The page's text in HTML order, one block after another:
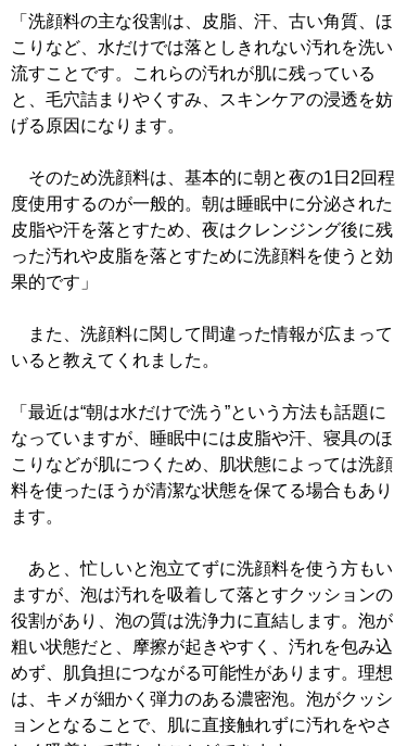
「洗顔料の主な役割は、皮脂、汗、古い角質、ほ
こりなど、水だけでは落としきれない汚れを洗い
流すことです。これらの汚れが肌に残っている
と、毛穴詰まりやくすみ、スキンケアの浸透を妨
げる原因になります。
そのため洗顔料は、基本的に朝と夜の1日2回程
度使用するのが一般的。朝は睡眠中に分泌された
皮脂や汗を落とすため、夜はクレンジング後に残
った汚れや皮脂を落とすために洗顔料を使うと効
果的です」
また、洗顔料に関して間違った情報が広まって
いると教えてくれました。
「最近は“朝は水だけで洗う”という方法も話題に
なっていますが、睡眠中には皮脂や汗、寝具のほ
こりなどが肌につくため、肌状態によっては洗顔
料を使ったほうが清潔な状態を保てる場合もあり
ます。
あと、忙しいと泡立てずに洗顔料を使う方もい
ますが、泡は汚れを吸着して落とすクッションの
役割があり、泡の質は洗浄力に直結します。泡が
粗い状態だと、摩擦が起きやすく、汚れを包み込
めず、肌負担につながる可能性があります。理想
は、キメが細かく弾力のある濃密泡。泡がクッシ
ョンとなることで、肌に直接触れずに汚れをやさ